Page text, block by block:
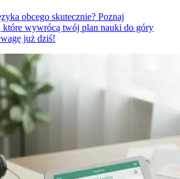
obcego skutecznie? Poznaj
które wywrócą twój plan nauki do góry
już dziś!